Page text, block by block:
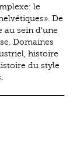
le
De
au sein d’une
Domaines
histoire
du style